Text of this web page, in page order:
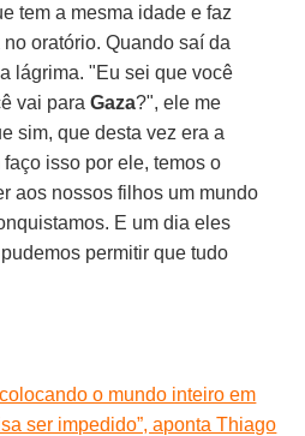
tem a mesma idade e faz
oratório. Quando saí da
lágrima. "Eu sei que você
vai paraGaza?", ele me
sim, que desta vez era a
isso por ele, temos o
aos nossos filhos um mundo
E um dia eles
permitir que tudo
o mundo inteiro em
ser impedido”, aponta Thiago